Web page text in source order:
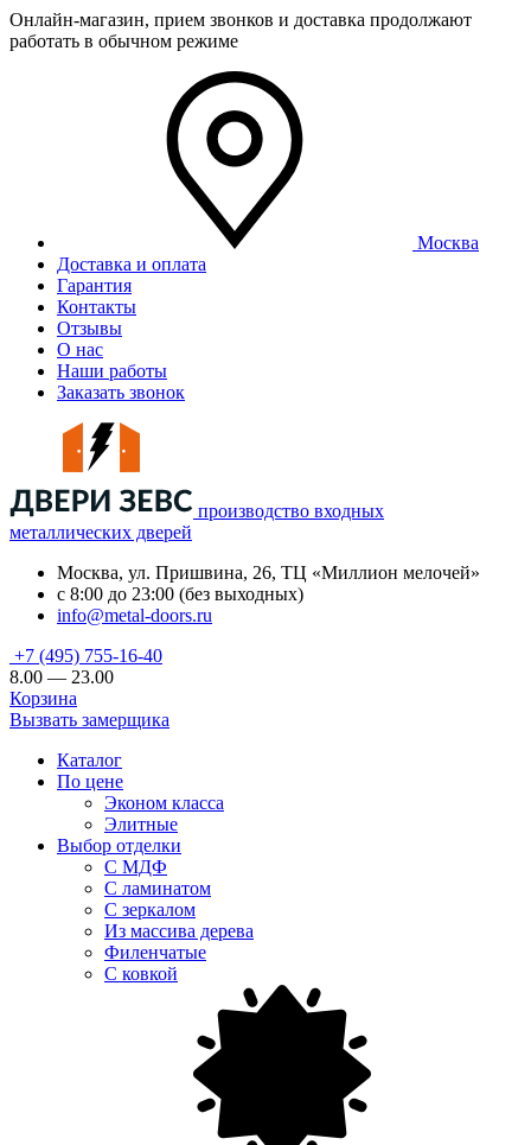
Онлайн-магазин, прием звонков и доставка продолжают
работать в обычном режиме
Москва
Доставка и оплата
Гарантия
Контакты
Отзывы
О нас
Наши работы
Заказать звонок
производство входных
металлических дверей
Москва, ул. Пришвина, 26, ТЦ «Миллион мелочей»
с 8:00 до 23:00 (без выходных)
info@metal-doors.ru
+7 (495) 755-16-40
8.00 — 23.00
Корзина
Вызвать замерщика
Каталог
По цене
Эконом класса
Элитные
Выбор отделки
С МДФ
С ламинатом
С зеркалом
Из массива дерева
Филенчатые
С ковкой